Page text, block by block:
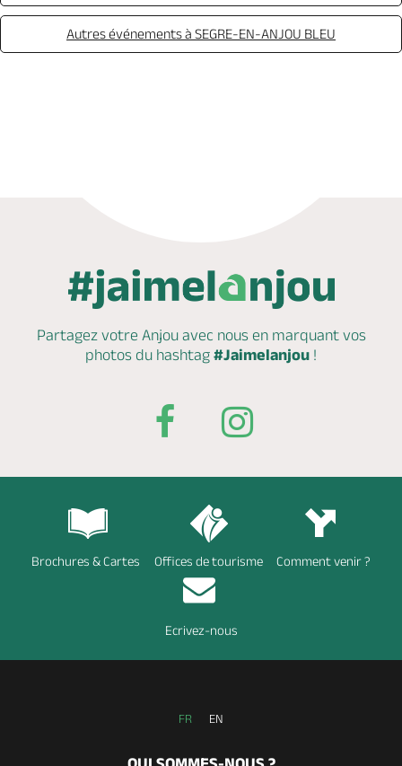
Autres événements à SEGRE-EN-ANJOU BLEU
Partagez votre Anjou avec nous en marquantvos
photos du hashtag #Jaimelanjou !
Brochures & Cartes Offices de tourisme Comment venir ?
Ecrivez-nous
FR EN